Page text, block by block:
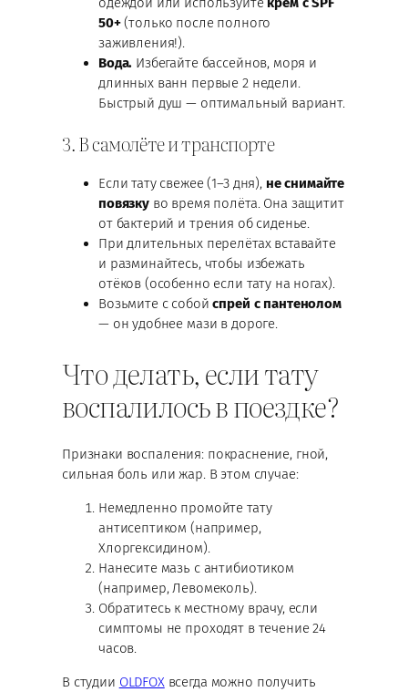
50+(только после полного
заживления!).
Вода. Избегайте бассейнов, моря и
длинных ванн первые 2 недели.
Быстрый душ — оптимальный вариант.
3. В самолёте и транспорте
Если тату свежее (1–3 дня), не снимайте
повязкуво время полёта. Она защитит
от бактерий и трения об сиденье.
При длительных перелётах вставайте
и разминайтесь, чтобы избежать
отёков (особенно если тату на ногах).
Возьмите с собойспрей с пантенолом
— он удобнее мази в дороге.
Что делать, если тату
воспалилось в поездке?
Признаки воспаления: покраснение, гной,
сильная боль или жар. В этом случае:
Немедленно промойте тату
антисептиком (например,
Хлоргексидином).
Нанесите мазь с антибиотиком
(например, Левомеколь).
Обратитесь к местному врачу, если
симптомы не проходят в течение 24
часов.
В студии OLDFOXвсегда можно получить